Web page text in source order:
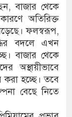
বাজার থেকে
অতিরিক্ত
ফলস্বরূপ,
বদলে এখন
বাজার থেকে
অস্থায়ীভাবে
করা হচ্ছে। তবে
বেছে নিতে